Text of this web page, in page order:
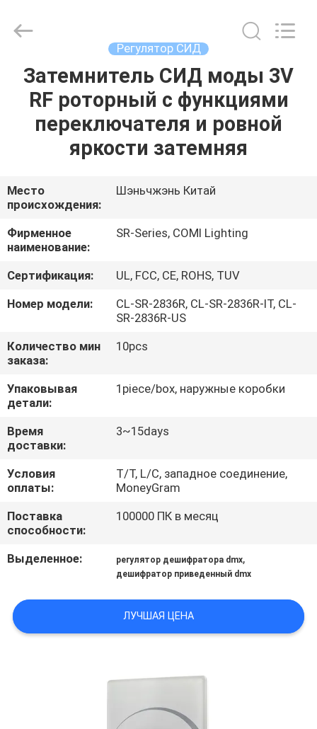
ДОМ
ПРОДУКТЫ
НАС
ПУТЕШЕСТВИЕ
ФАБРИКИ
ПРОВЕРКА
МЫ
НОВОСТИ
СЛУЧАИ
КАРТА
САЙТА
ПОЛИТИКА
КОНФИДЕНЦИАЛЬНОСТИ
LIGHTING
LIMITED.
Регулятор СИД
Затемнитель СИД моды 3V
RF роторный с функциями
переключателя и ровной
яркости затемняя
Место
происхождения:
Шэньчжэнь Китай
Фирменное
наименование:
SR-Series, COMI Lighting
Сертификация:
UL, FCC, CE, ROHS, TUV
Номер модели:
CL-SR-2836R, CL-SR-2836R-IT, CL-
SR-2836R-US
Количество мин
заказа:
10pcs
Упаковывая
детали:
1piece/box, наружные коробки
Время
доставки:
3~15days
Условия
оплаты:
T/T, L/C, западное соединение,
MoneyGram
Поставка
способности:
100000 ПК в месяц
Выделенное: регулятор дешифратора dmx,
дешифратор приведенный dmx
ЛУЧШАЯ ЦЕНА